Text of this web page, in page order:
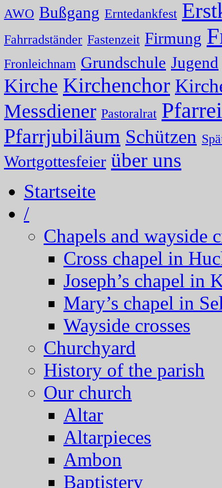
AWO Bußgang Erntedankfest
Fahrradständer Fastenzeit Firmung
Fronleichnam Grundschule Jugend
Kirche Kirchenchor
Messdiener Pastoralrat
Pfarrjubiläum Schützen
Wortgottesfeier über uns
Startseite
/
Chapels and wayside
Cross chapel in
Joseph’s chapel in
Mary’s chapel in
Wayside crosses
Churchyard
History of the parish
Our church
Altar
Altarpieces
Ambon
Baptistery